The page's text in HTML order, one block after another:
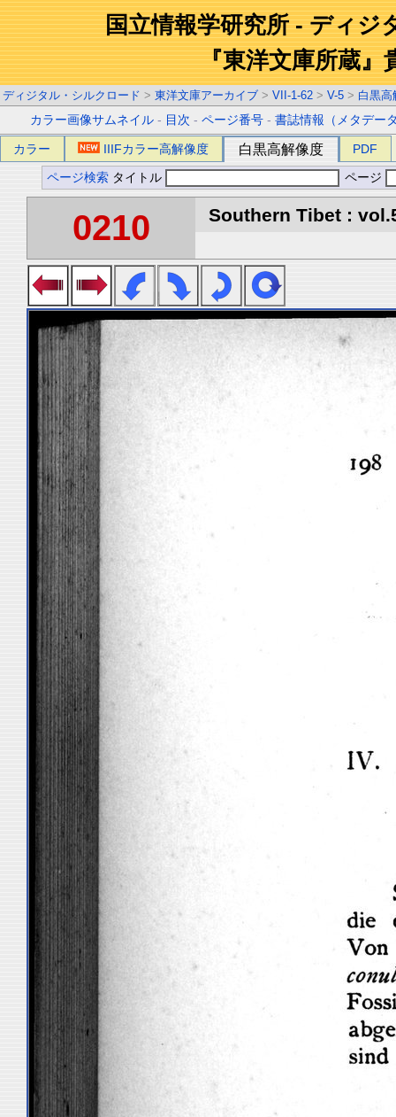
国立情報学研究所 - ディジ
『東洋文庫所蔵』
ディジタル・シルクロード > 東洋文庫アーカイブ > VII-1-62 > V-5 > 白黒高
カラー画像サムネイル - 目次 -ページ番号 -書誌情報（メタデー
カラー IIIFカラー高解像度 白黒高解像度 PDF
ページ検索 タイトル ページ
0210 Southern Tibet :